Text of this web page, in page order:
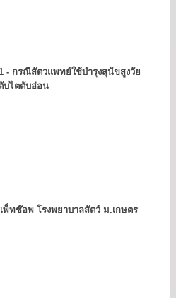
- กรณีสัตวแพทย์ใช้บำรุงสุนัขสูงวัย
บไตตับอ่อน
พ็ทช๊อพ โรงพยาบาลสัตว์ ม.เกษตร